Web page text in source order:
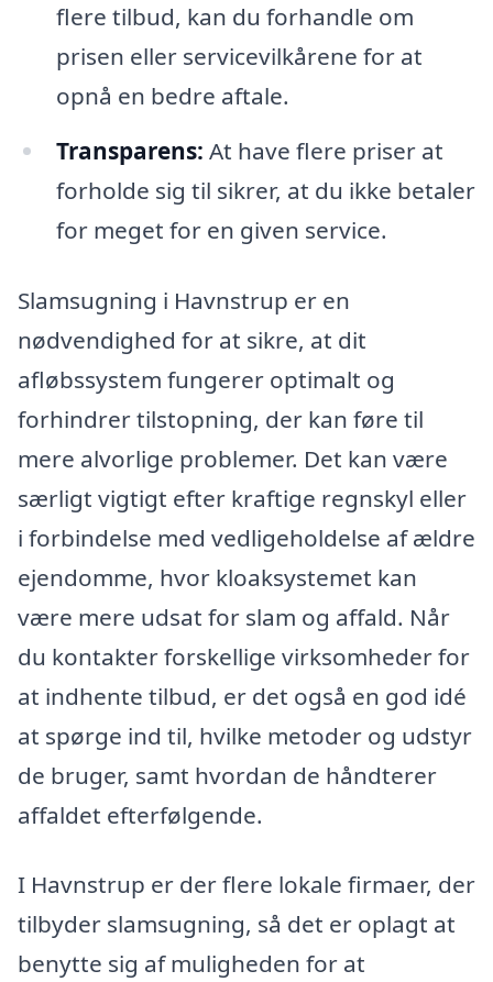
flere tilbud, kan du forhandle om
prisen eller servicevilkårene for at
opnå en bedre aftale.
Transparens: At have flere priser at
forholde sig til sikrer, at du ikke betaler
for meget for en given service.
Slamsugning i Havnstrup er en
nødvendighed for at sikre, at dit
afløbssystem fungerer optimalt og
forhindrer tilstopning, der kan føre til
mere alvorlige problemer. Det kan være
særligt vigtigt efter kraftige regnskyl eller
i forbindelse med vedligeholdelse af ældre
ejendomme, hvor kloaksystemet kan
være mere udsat for slam og affald. Når
du kontakter forskellige virksomheder for
at indhente tilbud, er det også en god idé
at spørge ind til, hvilke metoder og udstyr
de bruger, samt hvordan de håndterer
affaldet efterfølgende.
I Havnstrup er der flere lokale firmaer, der
tilbyder slamsugning, så det er oplagt at
benytte sig af muligheden for at